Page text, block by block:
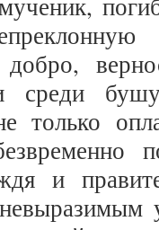
добро,
среди
только
и